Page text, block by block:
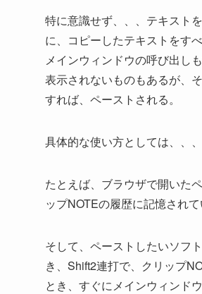
特に意識せず、、、テキスト
に、コピーしたテキストをす
メインウィンドウの呼び出し
表示されないものもあるが、
すれば、ペーストされる。
具体的な使い方としては、、、
たとえば、ブラウザで開いた
ップNOTEの履歴に記憶されて
そして、ペーストしたいソフ
き、Shift2連打で、クリップ
とき、すぐにメインウィンド